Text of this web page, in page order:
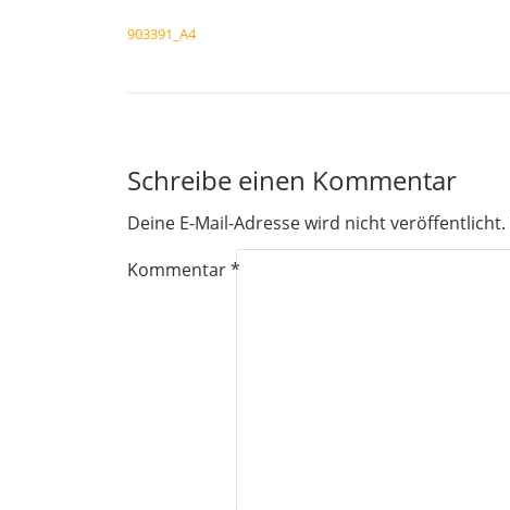
903391_A4
Schreibe einen Kommentar
Deine E-Mail-Adresse wird nicht veröffentlicht.
Kommentar*